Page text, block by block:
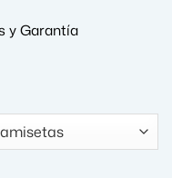
y Garantía